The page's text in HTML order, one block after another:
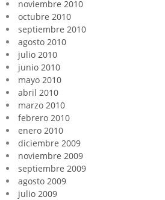
noviembre 2010
octubre 2010
septiembre 2010
agosto 2010
julio 2010
junio 2010
mayo 2010
abril 2010
marzo 2010
febrero 2010
enero 2010
diciembre 2009
noviembre 2009
septiembre 2009
agosto 2009
julio 2009